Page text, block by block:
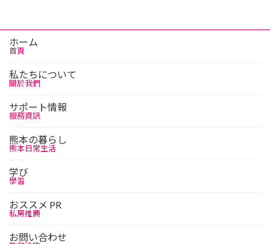
ホーム
首頁
私たちについて
關於我們
サポート情報
服務資訊
熊本の暮らし
熊本日常生活
学び
學習
おススメ PR
私房推薦
お問い合わせ